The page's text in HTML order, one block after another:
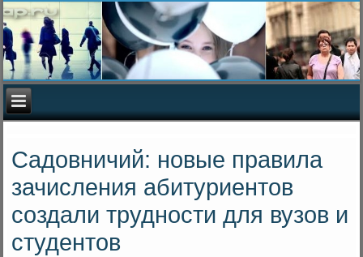
Садовничий: новые правила
зачисления абитуриентов
создали трудности для вузов и
студентов